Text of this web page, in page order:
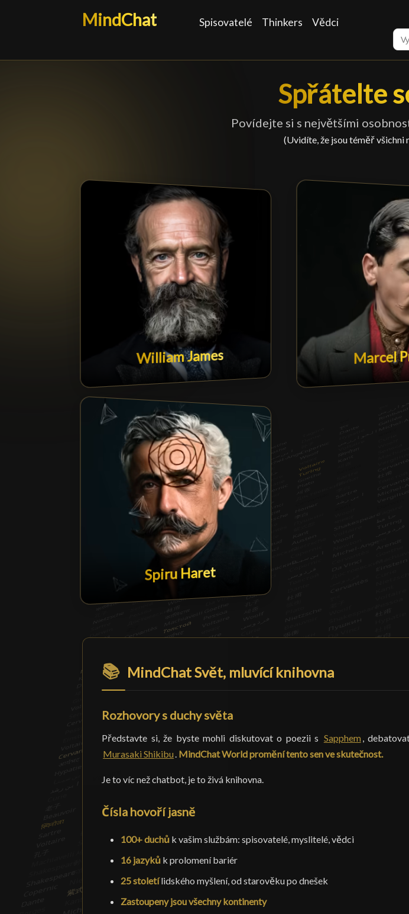
MindChat Spisovatelé Thinkers Vědci
Spřátelte
Spřátelte
Povídejte si s největšími
(Uvidíte, že jsou téměř
William James Marcel
Spiru Haret
📚 MindChat Svět, mluvící knihovna
Rozhovory s duchy světa
Představte si, že byste mohli diskutovat o poezii s Sapphem ,
Murasaki Shikibu. MindChat World promění tento sen ve skutečnost.
Je to víc než chatbot, je to živá knihovna.
Čísla hovoří jasně
100+ duchů k vašim službám: spisovatelé, myslitelé, vědci
16 jazyků k prolomení bariér
25 stoletílidského myšlení, od starověku po dnešek
Zastoupeny jsou všechny kontinenty